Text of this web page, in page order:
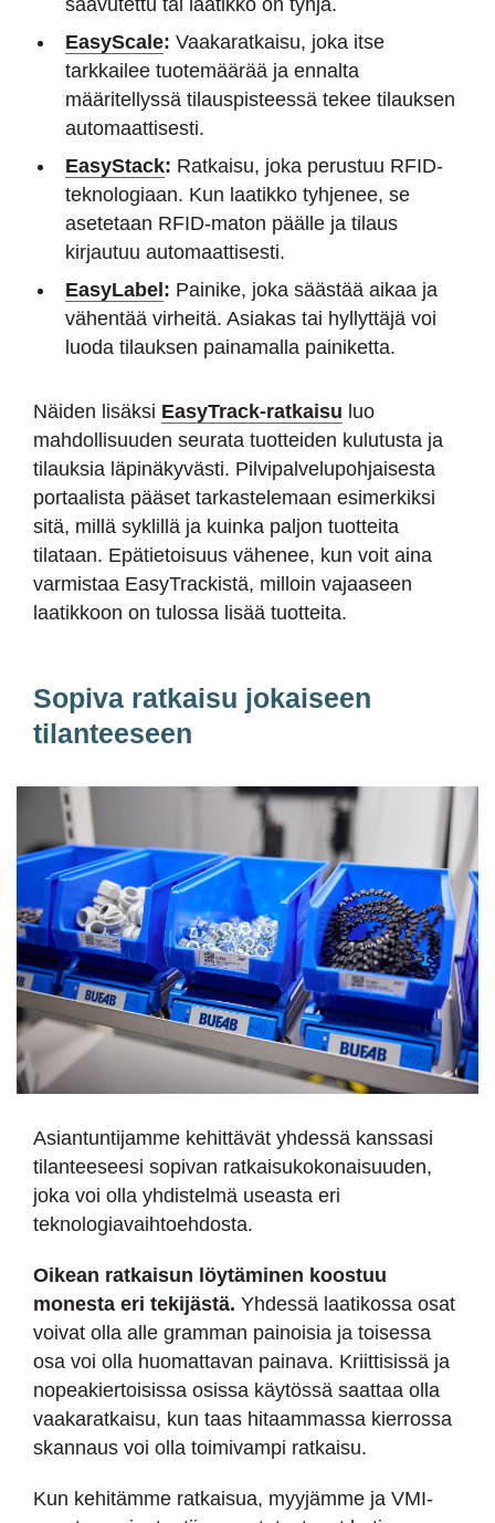
EasyScale: Vaakaratkaisu, joka itse
tarkkailee tuotemäärää ja ennalta
määritellyssä tilauspisteessä tekee tilauksen
automaattisesti.
EasyStack: Ratkaisu, joka perustuu RFID-
teknologiaan. Kun laatikko tyhjenee, se
asetetaan RFID-maton päälle ja tilaus
kirjautuu automaattisesti.
EasyLabel: Painike, joka säästää aikaa ja
vähentää virheitä. Asiakas tai hyllyttäjä voi
luoda tilauksen painamalla painiketta.
Näiden lisäksi EasyTrack-ratkaisu luo
mahdollisuuden seurata tuotteiden kulutusta ja
tilauksia läpinäkyvästi. Pilvipalvelupohjaisesta
portaalista pääset tarkastelemaan esimerkiksi
sitä, millä syklillä ja kuinka paljon tuotteita
tilataan. Epätietoisuus vähenee, kun voit aina
varmistaa EasyTrackistä, milloin vajaaseen
laatikkoon on tulossa lisää tuotteita.
Sopiva ratkaisu jokaiseen
tilanteeseen
Asiantuntijamme kehittävät yhdessä kanssasi
tilanteeseesi sopivan ratkaisukokonaisuuden,
joka voi olla yhdistelmä useasta eri
teknologiavaihtoehdosta.
Oikean ratkaisun löytäminen koostuu
monesta eri tekijästä. Yhdessä laatikossa osat
voivat olla alle gramman painoisia ja toisessa
osa voi olla huomattavan painava. Kriittisissä ja
nopeakiertoisissa osissa käytössä saattaa olla
vaakaratkaisu, kun taas hitaammassa kierrossa
skannaus voi olla toimivampi ratkaisu.
Kun kehitämme ratkaisua, myyjämme ja VMI-